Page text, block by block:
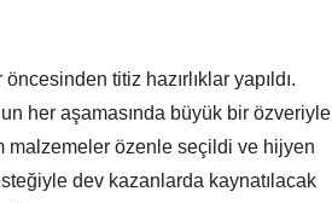
titiz hazırlıklar yapıldı.
her aşamasında büyük bir özveriyle
malzemeler özenle seçildi ve hijyen
dev kazanlarda kaynatılacak